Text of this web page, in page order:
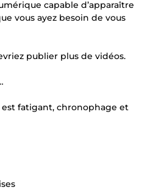
capable d’apparaître
vous ayez besoin de vous
publier plus de vidéos.
est fatigant, chronophage et